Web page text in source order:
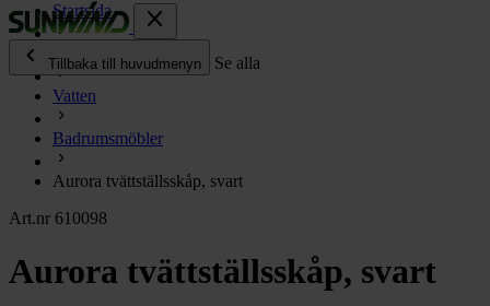
close
chevron_left
Tillbaka till huvudmenyn Se alla
Energi
Kök & Gasol chevron_right
Värme chevron_right
Vatten
chevron_right
Startsida
Vatten
Badrumsmöbler
Aurora tvättställsskåp, svart
Art.nr 610098
Aurora tvättställsskåp, svart